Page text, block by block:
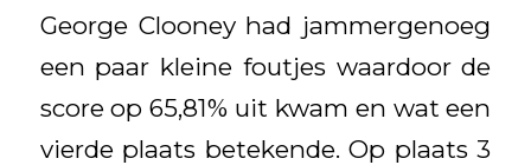
George Clooney had jammergenoeg
een paar kleine foutjes waardoor de
score op 65,81% uit kwam en wat een
vierde plaats betekende. Op plaats 3